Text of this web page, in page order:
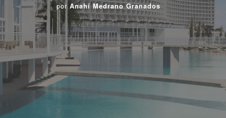
por Anahí Medrano Granados